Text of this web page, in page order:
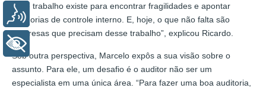
Esse trabalho existe para encontrar fragilidades e apontar
melhorias de controle interno. E, hoje, o que não falta são
empresas que precisam desse trabalho”, explicou Ricardo.
Sob outra perspectiva, Marcelo expôs a sua visão sobre o
assunto. Para ele, um desafio é o auditor não ser um
especialista em uma única área. “Para fazer uma boa auditoria,